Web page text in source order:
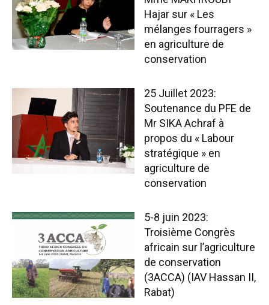
Hajar sur « Les
mélanges fourragers »
en agriculture de
conservation
25 Juillet 2023:
Soutenance du PFE de
Mr SIKA Achraf à
propos du « Labour
stratégique » en
agriculture de
conservation
5-8 juin 2023:
Troisième Congrès
africain sur l’agriculture
de conservation
(3ACCA) (IAV Hassan II,
Rabat)